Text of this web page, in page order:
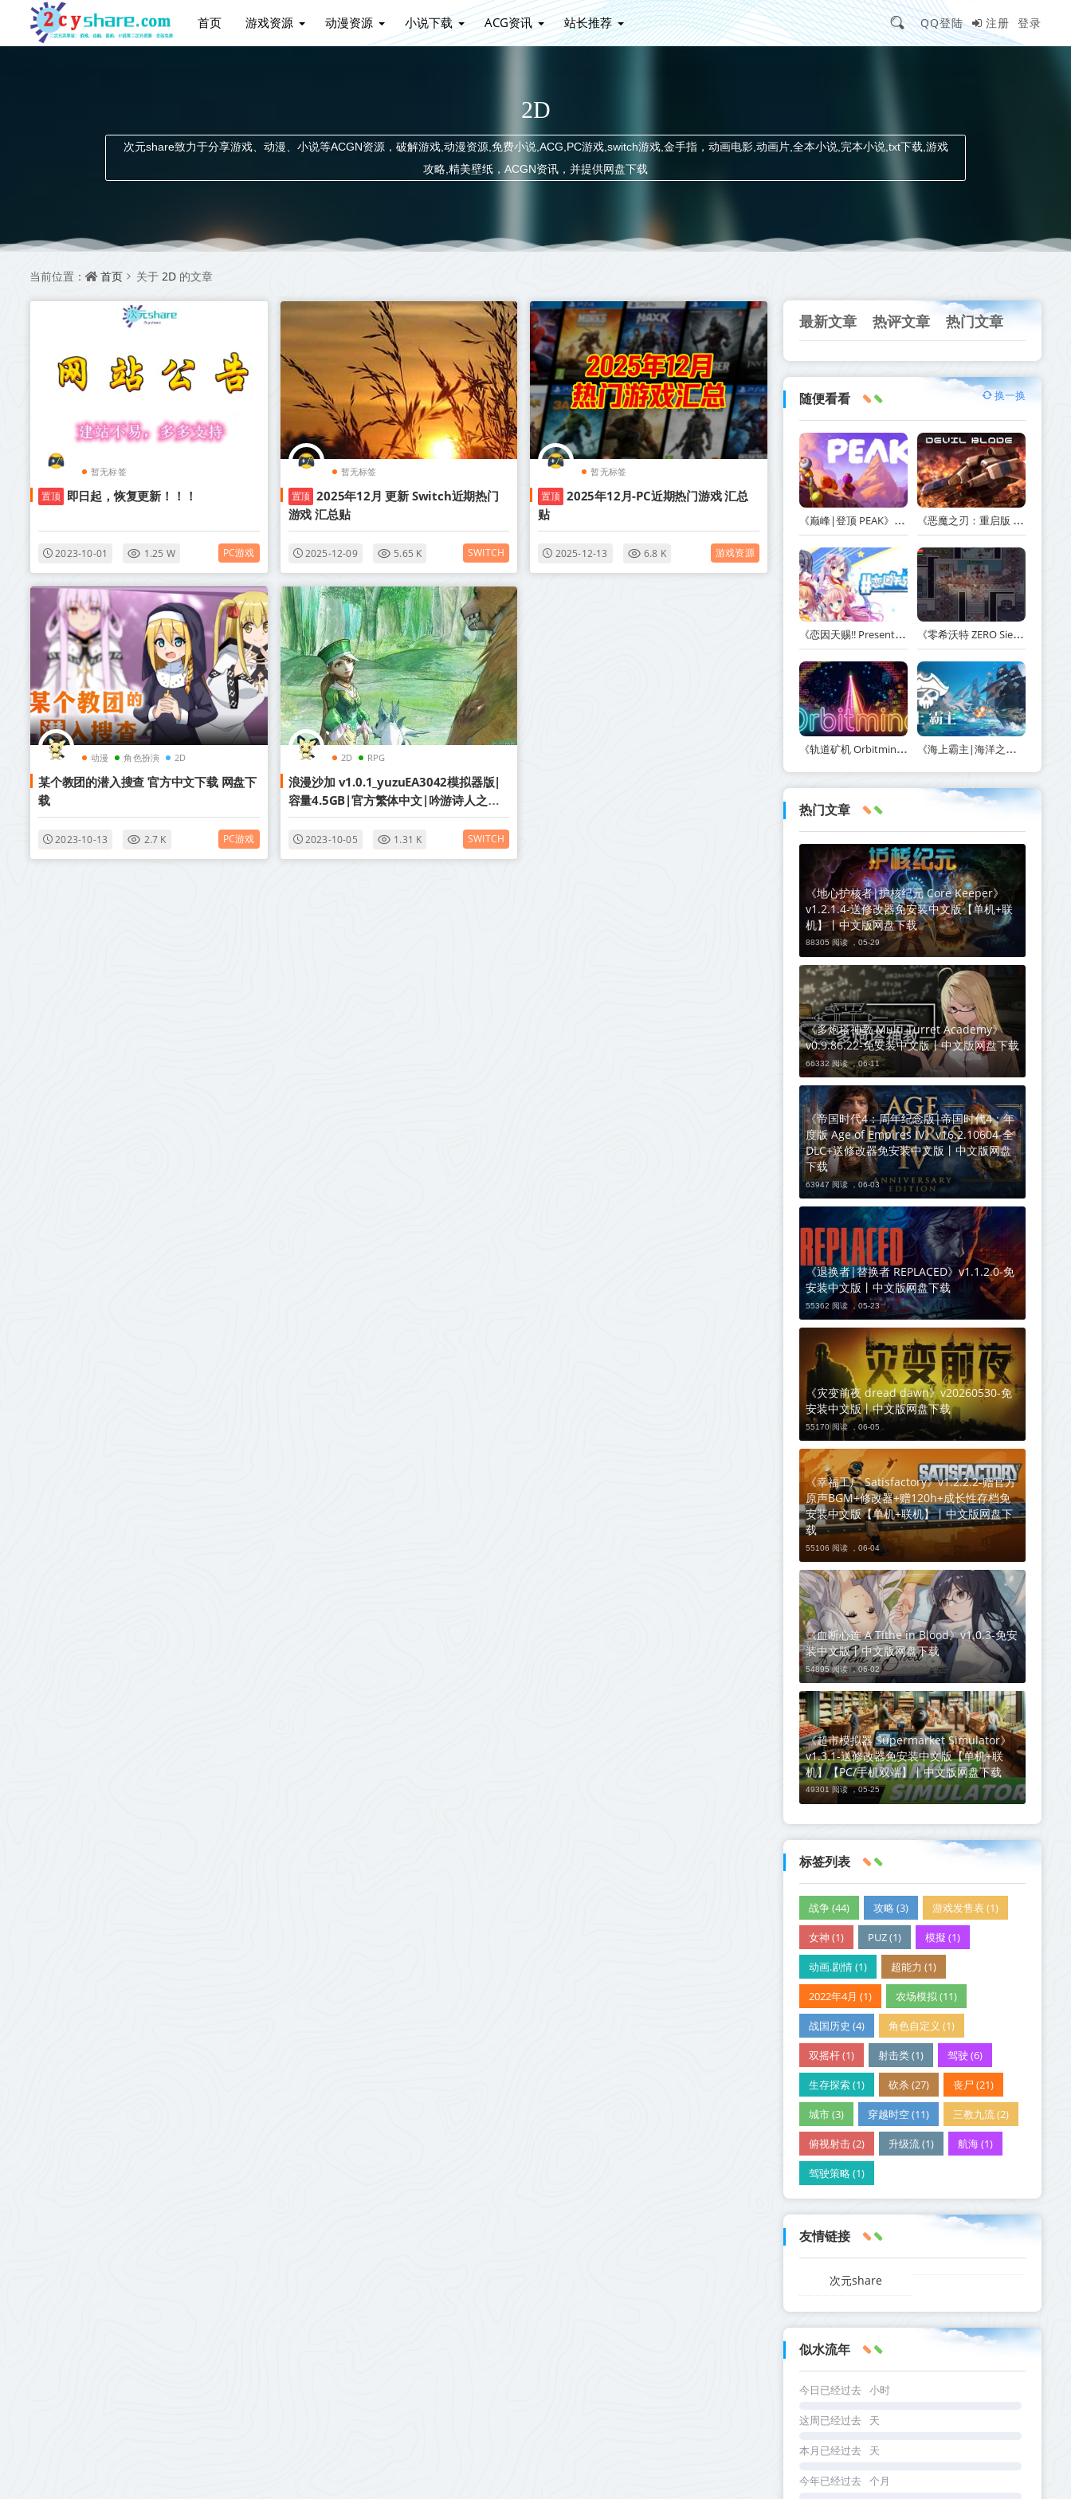
首页 游戏资源 动漫资源 小说下载 ACG资讯 站长推荐 QQ登陆 注册 登录
2D
次元share致力于分享游戏、动漫、小说等ACGN资源，破解游戏,动漫资源,免费小说,ACG,PC游戏,switch游戏,金手指，动画电影,动画片,全本小说,完本小说,txt下载,游戏
攻略,精美壁纸，ACGN资讯，并提供网盘下载
当前位置： 首页 关于 2D 的文章
暂无标签
置顶 即日起，恢复更新！！！
2023-10-01 1.25 W PC游戏
暂无标签
置顶 2025年12月 更新 Switch近期热门
游戏 汇总贴
2025-12-09 5.65 K SWITCH
暂无标签
置顶 2025年12月-PC近期热门游戏 汇总
贴
2025-12-13 6.8 K 游戏资源
动漫 角色扮演 2D
某个教团的潜入搜查 官方中文下载 网盘下
载
2023-10-13 2.7 K PC游戏
2D RPG
浪漫沙加 v1.0.1_yuzuEA3042模拟器版|
容量4.5GB|官方繁体中文|吟游诗人之歌|
官方中文|本体+1.0.2升补|XCI|原版
2023-10-05 1.31 K SWITCH
最新文章 热评文章 热门文章
随便看看 换一换
《巅峰|登顶 PEAK》v1.47.a【单机+联机】丨中文版网盘下载 《恶魔之刃：重启版 DEVIL BLADE REBOOT》v1.2.4-免安装中文版丨中文版网盘下载
《恋因天赐!! Present From Angel Template!! An Angel's Gift》Build.23930554-免安装中文版丨中文版网盘下载 《零希沃特 ZERO Sievert》v1.2.59-免安装中文版丨中文版网盘下载
《轨道矿机 Orbitmine》Build.24135737-免安装中文版丨中文版网盘下载 《海上霸主|海洋之王|七海之王 King of Seas》v1.20-免安装中文版丨中文版网盘下载
热门文章
《地心护核者|护核纪元 Core Keeper》
v1.2.1.4-送修改器免安装中文版【单机+联
机】丨中文版网盘下载
88305 阅读 ， 05-29
《多炮塔神教 Multi Turret Academy》
v0.9.86.22-免安装中文版丨中文版网盘下载
66332 阅读 ，06-11
《帝国时代4：周年纪念版|帝国时代4：年
度版 Age of Empires IV》v16.2.10604-全
DLC+送修改器免安装中文版丨中文版网盘
下载
63947 阅读 ，06-03
《退换者|替换者 REPLACED》v1.1.2.0-免
安装中文版丨中文版网盘下载
55362 阅读 ，05-23
《灾变前夜 dread dawn》v20260530-免
安装中文版丨中文版网盘下载
55170 阅读 ， 06-05
《幸福工厂 Satisfactory》v1.2.2.2-赠官方
原声BGM+修改器+赠120h+成长性存档免
安装中文版【单机+联机】丨中文版网盘下
载
55106 阅读 ， 06-04
《血断心连 A Tithe in Blood》v1.0.3-免安
装中文版丨中文版网盘下载
54895 阅读 ，06-02
《超市模拟器 Supermarket Simulator》
v1.3.1-送修改器免安装中文版【单机+联
机】【PC/手机双端】丨中文版网盘下载
49301 阅读 ，05-25
标签列表
战争 (44) 攻略 (3) 游戏发售表 (1)
女神 (1) PUZ (1) 模擬 (1)
动画.剧情 (1) 超能力 (1)
2022年4月 (1) 农场模拟 (11)
战国历史 (4) 角色自定义 (1)
双摇杆 (1) 射击类 (1) 驾驶 (6)
生存探索 (1) 砍杀 (27) 丧尸 (21)
城市 (3) 穿越时空 (11) 三教九流 (2)
俯视射击 (2) 升级流 (1) 航海 (1)
驾驶策略 (1)
友情链接
次元share
似水流年
今日已经过去 小时
这周已经过去 天
本月已经过去 天
今年已经过去 个月